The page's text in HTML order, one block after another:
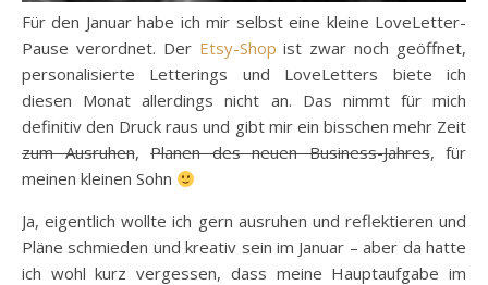
Für den Januar habe ich mir selbst eine kleine LoveLetter-
Pause verordnet. Der Etsy-Shop ist zwar noch geöffnet,
personalisierte Letterings und LoveLetters biete ich
diesen Monat allerdings nicht an. Das nimmt für mich
definitiv den Druck raus und gibt mir ein bisschen mehr Zeit
zum Ausruhen, Planen des neuen Business-Jahres, für
meinen kleinen Sohn
Ja, eigentlich wollte ich gern ausruhen und reflektieren und
Pläne schmieden und kreativ sein im Januar – aber da hatte
ich wohl kurz vergessen, dass meine Hauptaufgabe im